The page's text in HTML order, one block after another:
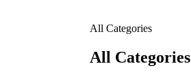
All Categories
All Categories